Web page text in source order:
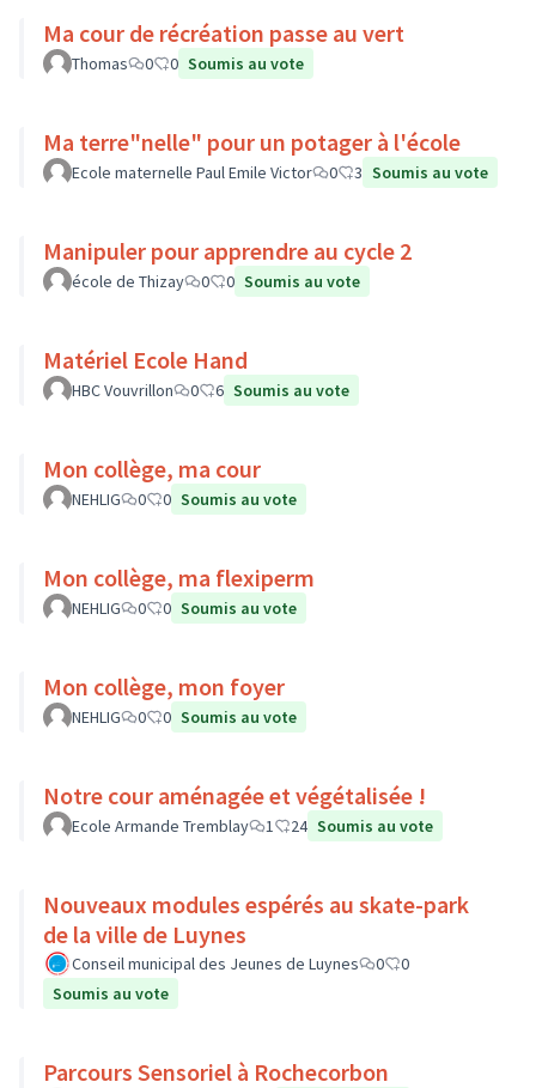
Ma cour de récréation passe au vert
Thomas 0 0 Soumis au vote
Ma terre"nelle" pour un potager à l'école
Ecole maternelle Paul Emile Victor 0 3 Soumis au vote
Manipuler pour apprendre au cycle 2
école de Thizay 0 0 Soumis au vote
Matériel Ecole Hand
HBC Vouvrillon 0 6 Soumis au vote
Mon collège, ma cour
NEHLIG 0 0 Soumis au vote
Mon collège, ma flexiperm
NEHLIG 0 0 Soumis au vote
Mon collège, mon foyer
NEHLIG 0 0 Soumis au vote
Notre cour aménagée et végétalisée !
Ecole Armande Tremblay 1 24 Soumis au vote
Nouveaux modules espérés au skate-park
de la ville de Luynes
Conseil municipal des Jeunes de Luynes 0
0
Soumis au vote
Parcours Sensoriel à Rochecorbon